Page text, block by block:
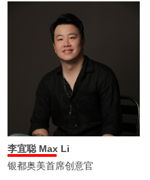
李宜聪 Max Li
银都奥美首席创意官